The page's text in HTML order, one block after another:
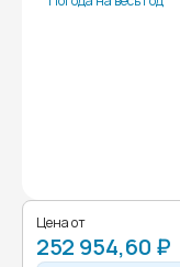
Цена от
252 954,60 ₽